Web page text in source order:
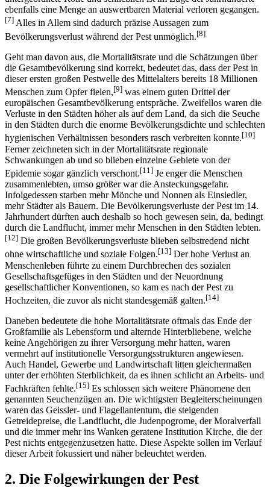
ebenfalls eine Menge an auswertbaren Material verloren gegangen.
[7] Alles in Allem sind dadurch präzise Aussagen zum
Bevölkerungsverlust während der Pest unmöglich.[8]
Geht man davon aus, die Mortalitätsrate und die Schätzungen über
die Gesamtbevölkerung sind korrekt, bedeutet das, dass der Pest in
dieser ersten großen Pestwelle des Mittelalters bereits 18 Millionen
Menschen zum Opfer fielen,[9] was einem guten Drittel der
europäischen Gesamtbevölkerung entspräche. Zweifellos waren die
Verluste in den Städten höher als auf dem Land, da sich die Seuche
in den Städten durch die enorme Bevölkerungsdichte und schlechten
hygienischen Verhältnissen besonders rasch verbreiten konnte.[10]
Ferner zeichneten sich in der Mortalitätsrate regionale
Schwankungen ab und so blieben einzelne Gebiete von der
Epidemie sogar gänzlich verschont.[11] Je enger die Menschen
zusammenlebten, umso größer war die Ansteckungsgefahr.
Infolgedessen starben mehr Mönche und Nonnen als Einsiedler,
mehr Städter als Bauern. Die Bevölkerungsverluste der Pest im 14.
Jahrhundert dürften auch deshalb so hoch gewesen sein, da, bedingt
durch die Landflucht, immer mehr Menschen in den Städten lebten.
[12] Die großen Bevölkerungsverluste blieben selbstredend nicht
ohne wirtschaftliche und soziale Folgen.[13] Der hohe Verlust an
Menschenleben führte zu einem Durchbrechen des sozialen
Gesellschaftsgefüges in den Städten und der Neuordnung
gesellschaftlicher Konventionen, so kam es nach der Pest zu
Hochzeiten, die zuvor als nicht standesgemäß galten.[14]
Daneben bedeutete die hohe Mortalitätsrate oftmals das Ende der
Großfamilie als Lebensform und alternde Hinterbliebene, welche
keine Angehörigen zu ihrer Versorgung mehr hatten, waren
vermehrt auf institutionelle Versorgungsstrukturen angewiesen.
Auch Handel, Gewerbe und Landwirtschaft litten gleichermaßen
unter der erhöhten Sterblichkeit, da es ihnen schlicht an Arbeits- und
Fachkräften fehlte.[15] Es schlossen sich weitere Phänomene den
genannten Seuchenzügen an. Die wichtigsten Begleiterscheinungen
waren das Geissler- und Flagellantentum, die steigenden
Getreidepreise, die Landflucht, die Judenpogrome, der Moralverfall
und die immer mehr ins Wanken geratene Institution Kirche, die der
Pest nichts entgegenzusetzen hatte. Diese Aspekte sollen im Verlauf
dieser Arbeit fokussiert und näher beleuchtet werden.
2. Die Folgewirkungen der Pest